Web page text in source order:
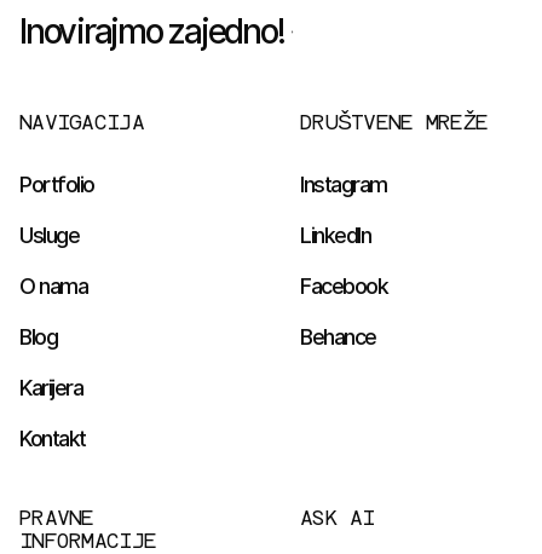
Inovirajmo zajedno!
NAVIGACIJA
Portfolio
Usluge
O nama
Blog
Karijera
Kontakt
DRUŠTVENE MREŽE
Instagram
LinkedIn
Facebook
Behance
PRAVNE
INFORMACIJE
ASK AI